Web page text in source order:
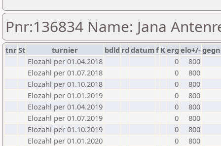
Pnr:136834 Name: Jana
tnrSt turnier bdld rd datumf Kerg elo+/-
Elozahl per 01.04.2018
0
800
Elozahl per 01.07.2018
0
800
Elozahl per 01.10.2018
0
800
Elozahl per 01.01.2019
0
800
Elozahl per 01.04.2019
0
800
Elozahl per 01.07.2019
0
800
Elozahl per 01.10.2019
0
800
Elozahl per 01.01.2020
0
800